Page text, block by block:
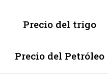
Precio del trigo
Precio del Petróleo